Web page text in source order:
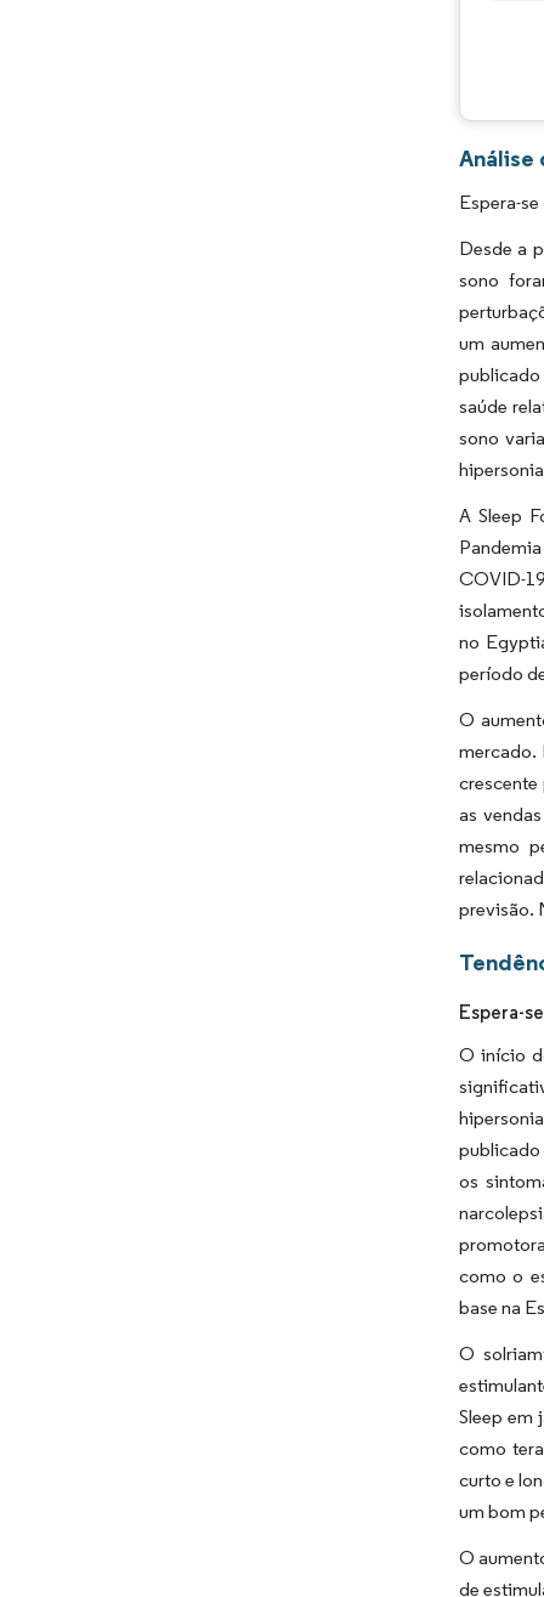
Análise
Espera-
Desde a
sono
um
publicado
saúde
sono
A Sleep
COVID-
no
período
O
mercado.
crescente
as
mesmo
previsão.
Espera-
O início
publicado
os
como o
base na
O
Sleep em
como
curto e
um bom
O
de